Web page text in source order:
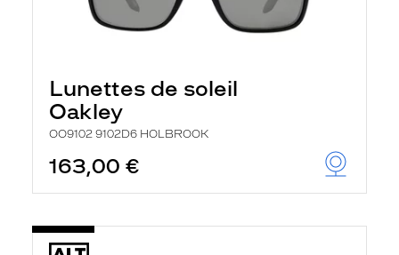
Lunettes de soleil
Oakley
OO9102 9102D6 HOLBROOK
163,00 €